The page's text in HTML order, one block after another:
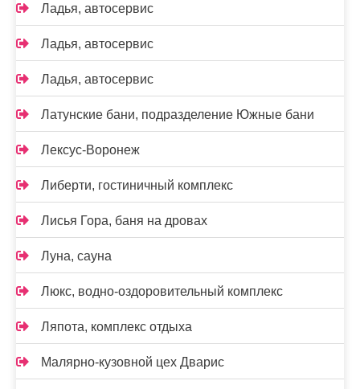
Ладья, автосервис
Ладья, автосервис
Ладья, автосервис
Латунские бани, подразделение Южные бани
Лексус-Воронеж
Либерти, гостиничный комплекс
Лисья Гора, баня на дровах
Луна, сауна
Люкс, водно-оздоровительный комплекс
Ляпота, комплекс отдыха
Малярно-кузовной цех Дварис